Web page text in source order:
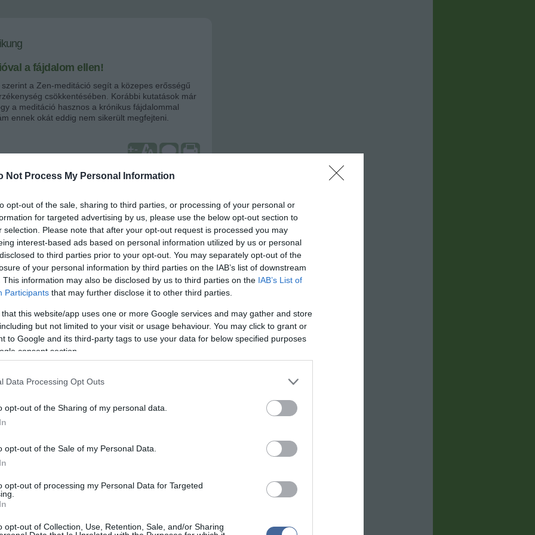
Not Process My Personal Information
opt-out of the sale, sharing to third parties, or processing of your personal or
for targeted advertising by us, please use the below opt-out section to
selection. Please note that after your opt-out request is processed you may
interest-based ads based on personal information utilized by us or personal
to third parties prior to your opt-out. You may separately opt-out of the
of your personal information by third parties on the IAB’s list of downstream
This information may also be disclosed by us to third parties on the IAB’s List of
Participants that may further disclose it to other third parties.
that this website/app uses one or more Google services and may gather and store
but not limited to your visit or usage behaviour. You may click to grant or
to Google and its third-party tags to use your data for below specified purposes
consent section.
Data Processing Opt Outs
opt-out of the Sharing of my personal data.
opt-out of the Sale of my Personal Data.
opt-out of processing my Personal Data for Targeted
opt-out of Collection, Use, Retention, Sale, and/or Sharing
a fájdalom ellen!
a Zen-meditáció segít a közepes erősségű
csökkentésében. Korábbi kutatások már
a meditáció hasznos a krónikus fájdalommal
ennek okát eddig nem sikerült megfejteni.
+-
Intézet Kiegészítő és Alternatív
jó közérzet és a betegségek megelőzése
és más technikák során négy alapelvet kell
egy nyugodt helyen, egy kényelmes (de előírt)
szabad folyást kell engedni a
Psychosomatic Medicine folyóirat januári számában
Joshua A. Grant, a Montreali Egyetem
kutatója és kollégája, Dr. Pierre Rainville 13 olyan
gyökerező, a külső és a belső
figyelő Zen-meditáció terén.
13 olyan hasonló korú ember alkotta, akik soha
meditáltak. A résztvevőket hőhatásnak tették ki
és mérsékelten fájdalmas) inger segítségével.
mint azok, akik soha nem meditáltak.
koncentráció segítségével visel el egy fájdalmas
beavatkozást
” – mondta el Grant.
meditáció gyakorlásával soha nem lesz szükség
mi történik velünk.
a Massachusetsi Közkórház Benson-Henry Test-
60-90 százalékáért felelős, így a meditáció